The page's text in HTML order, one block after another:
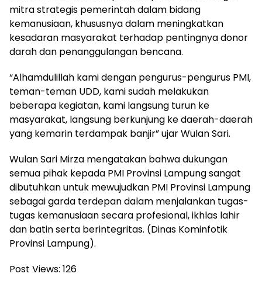
mitra strategis pemerintah dalam bidang
kemanusiaan, khususnya dalam meningkatkan
kesadaran masyarakat terhadap pentingnya donor
darah dan penanggulangan bencana.
“Alhamdulillah kami dengan pengurus-pengurus PMI,
teman-teman UDD, kami sudah melakukan
beberapa kegiatan, kami langsung turun ke
masyarakat, langsung berkunjung ke daerah-daerah
yang kemarin terdampak banjir” ujar Wulan Sari.
Wulan Sari Mirza mengatakan bahwa dukungan
semua pihak kepada PMI Provinsi Lampung sangat
dibutuhkan untuk mewujudkan PMI Provinsi Lampung
sebagai garda terdepan dalam menjalankan tugas-
tugas kemanusiaan secara profesional, ikhlas lahir
dan batin serta berintegritas. (Dinas Kominfotik
Provinsi Lampung).
Post Views: 126